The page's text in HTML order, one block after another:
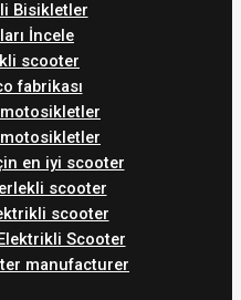
Bisikletler
İncele
scooter
fabrikası
en iyi scooter
scooter
scooter
Scooter
manufacturer